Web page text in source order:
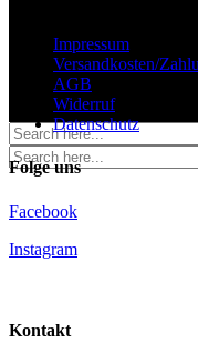
Impressum
Versandkosten/
AGB
Widerruf
Datenschutz
Folge uns
Facebook
Instagram
Kontakt